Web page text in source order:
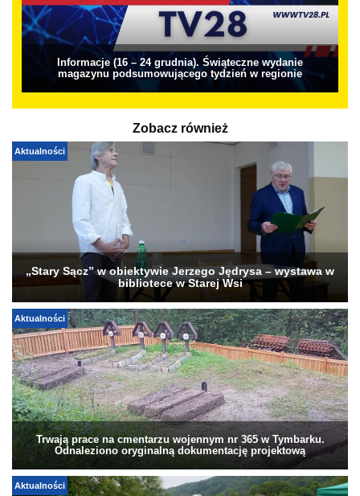
Informacje (16 – 24 grudnia). Świąteczne wydanie
magazynu podsumowującego tydzień w regionie
Zobacz również
Aktualności
„Stary Sącz” w obiektywie Jerzego Jędrysa – wystawa w
bibliotece w Starej Wsi
Aktualności
Trwają prace na cmentarzu wojennym nr 365 w Tymbarku.
Odnaleziono oryginalną dokumentację projektową
Aktualności